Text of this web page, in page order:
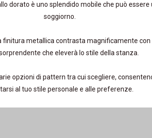
dorato è uno splendido mobile che può
soggiorno.
finitura metallica contrasta magnificamente
che eleverà lo stile della stanza.
opzioni di pattern tra cui scegliere,
al tuo stile personale e alle preferenze.